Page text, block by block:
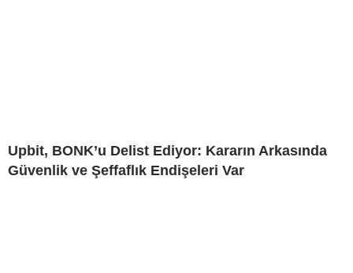
Upbit, BONK’u Delist Ediyor: Kararın Arkasında
Güvenlik ve Şeffaflık Endişeleri Var